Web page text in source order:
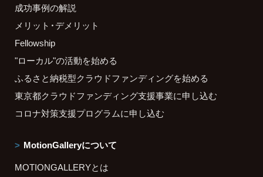
成功事例の解説
メリット・デメリット
Fellowship
"ローカル"の活動を始める
ふるさと納税型クラウドファンディングを始める
東京都クラウドファンディング支援事業に申し込む
コロナ対策支援プログラムに申し込む
MotionGalleryについて
MOTIONGALLERYとは